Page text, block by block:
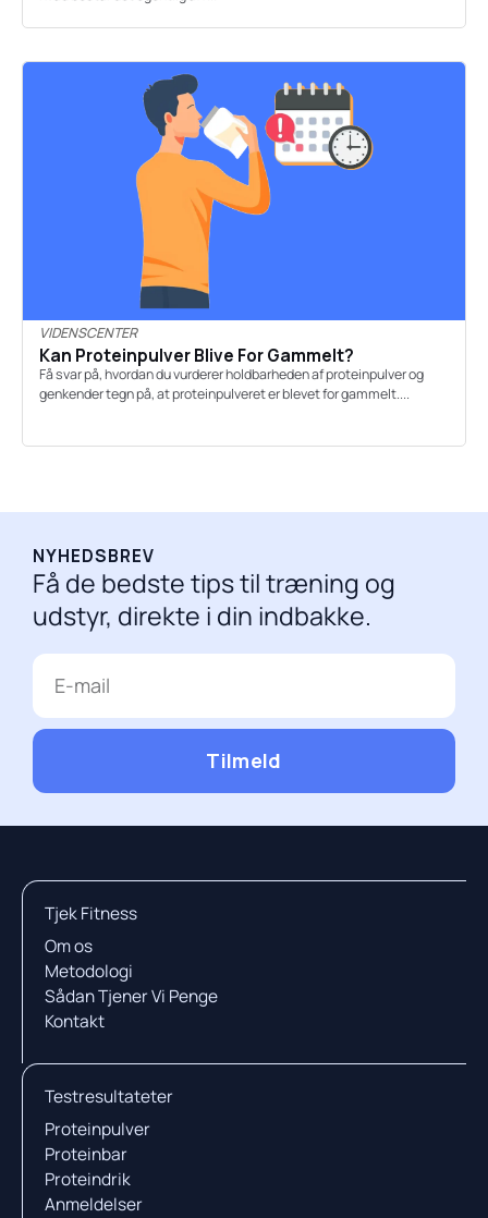
VIDENSCENTER
Kan Proteinpulver Blive For Gammelt?
Få svar på, hvordan du vurderer holdbarheden af proteinpulver og
genkender tegn på, at proteinpulveret er blevet for gammelt....
NYHEDSBREV
Få de bedste tips til træning og
udstyr, direkte i din indbakke.
E-
mail
Tilmeld
Tjek Fitness
Om os
Metodologi
Sådan Tjener Vi Penge
Kontakt
Testresultateter
Proteinpulver
Proteinbar
Proteindrik
Anmeldelser